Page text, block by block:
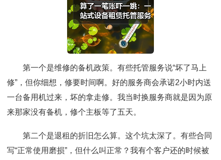
第一个是维修的备机政策。有些托管服务说“坏了马上
修”，但你细想，修要时间啊。好的服务商会承诺2小时内送
一台备用机过来，坏的拿走修。我当时换服务商就是因为原
来那家没有备机，修个主板等了五天。
第二个是退租的折旧怎么算。这个坑太深了。有些合同
写“正常使用磨损”，但什么叫正常？我有个客户还的时候被